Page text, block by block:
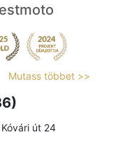
Mutass többet >>
út 24